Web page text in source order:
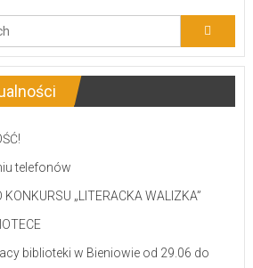
telefonów
„LITERACKA WALIZKA”
biblioteki w Bieniowie od 29.06 do